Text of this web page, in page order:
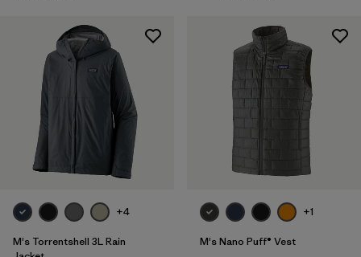
(19)
XXL
Filtrer par
Genre
Filtrer par
Prix
Filtrer par
Coupe
Filtrer par
+4
M's Torrentshell 3L Rain
+1
M's Nano Puff® Vest